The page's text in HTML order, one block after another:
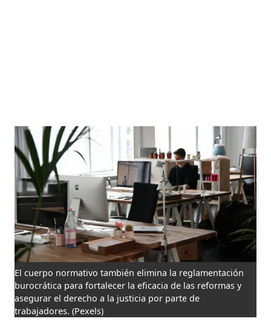
El cuerpo normativo también elimina la reglamentación
burocrática para fortalecer la eficacia de las reformas y
asegurar el derecho a la justicia por parte de
trabajadores. (Pexels)